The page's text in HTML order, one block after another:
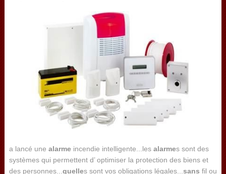
a lancé une alarmeincendie intelligente...les alarmes sont des
systèmes qui permettent d’ optimiser la protection des biens et
des personnes...quelles sont vos obligations légales...sans fil ou